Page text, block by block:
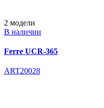
2 модели
В наличии
Ferre UCR-365
ART20028